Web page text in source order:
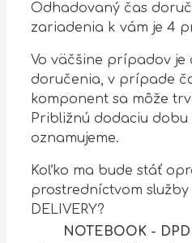
Odhadovaný čas
zariadenia k vám je 4
Vo väčšine prípadov
doručenia, v prípade
komponent sa môže
Približnú dodaciu
oznamujeme.
Koľko ma bude stáť
prostredníctvom služby
DELIVERY?
NOTEBOOK - DPD